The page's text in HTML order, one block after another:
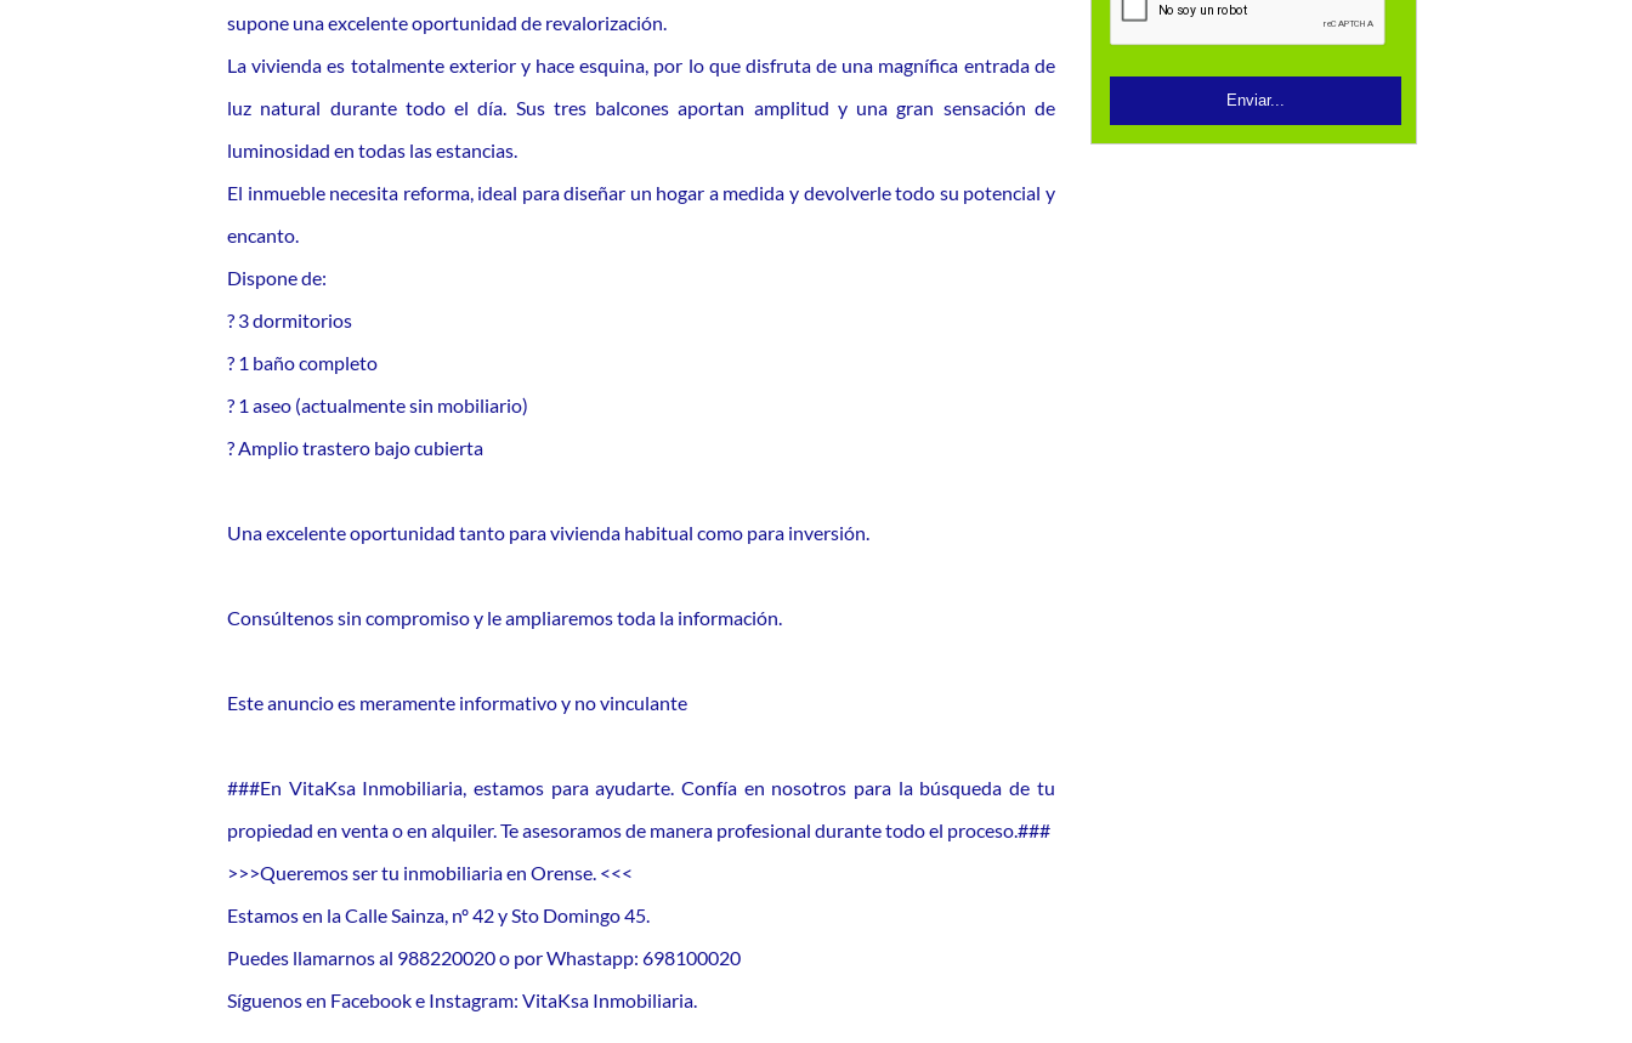
supone una excelente oportunidad de revalorización.
La vivienda es totalmente exterior y hace esquina, por lo que disfruta de una magnífica entrada de
luz natural durante todo el día. Sus tres balcones aportan amplitud y una gran sensación de
luminosidad en todas las estancias.
El inmueble necesita reforma, ideal para diseñar un hogar a medida y devolverle todo su potencial y
encanto.
Dispone de:
? 3 dormitorios
? 1 baño completo
? 1 aseo (actualmente sin mobiliario)
? Amplio trastero bajo cubierta
Una excelente oportunidad tanto para vivienda habitual como para inversión.
Consúltenos sin compromiso y le ampliaremos toda la información.
Este anuncio es meramente informativo y no vinculante
###En VitaKsa Inmobiliaria, estamos para ayudarte. Confía en nosotros para la búsqueda de tu
propiedad en venta o en alquiler. Te asesoramos de manera profesional durante todo el proceso.###
>>>Queremos ser tu inmobiliaria en Orense. <<<
Estamos en la Calle Sainza, nº 42 y Sto Domingo 45.
Puedes llamarnos al 988220020 o por Whastapp: 698100020
Síguenos en Facebook e Instagram: VitaKsa Inmobiliaria.